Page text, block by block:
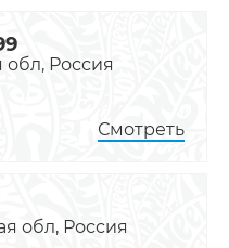
обл, Россия
Смотреть
обл, Россия